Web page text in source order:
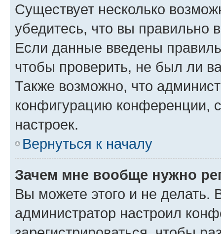
Существует несколько
убедитесь, что вы правильно
Если данные введены
чтобы проверить, не был ли
Также возможно, что
конфигурацию конференции,
настроек.
Вернуться к началу
Зачем мне вообще нужно
Вы можете этого и не делать.
администратор настроил